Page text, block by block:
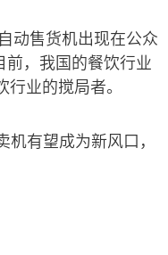
动售货机出现在公众
，我国的餐饮行业
业的搅局者。
有望成为新风口，